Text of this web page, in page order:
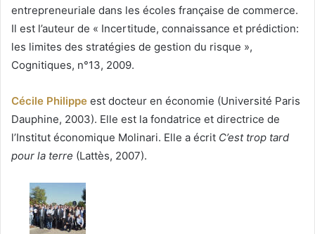
entrepreneuriale dans les écoles française de commerce.
Il est l’auteur de « Incertitude, connaissance et prédiction:
les limites des stratégies de gestion du risque »,
Cognitiques, n°13, 2009.
Cécile Philippe est docteur en économie (Université Paris
Dauphine, 2003). Elle est la fondatrice et directrice de
l’Institut économique Molinari. Elle a écrit C’est trop tard
pour la terre (Lattès, 2007).